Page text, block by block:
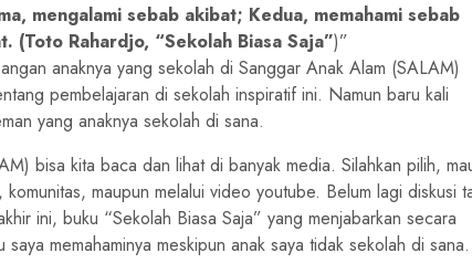
mengalami sebab akibat; Kedua, memahami sebab
(Toto Rahardjo, “Sekolah Biasa Saja”)
anaknya yang sekolah di Sanggar Anak Alam (SALAM)
pembelajaran di sekolah inspiratif ini. Namun baru kali
yang anaknya sekolah di sana.
bisa kita baca dan lihat di banyak media. Silahkan pilih,
maupun melalui video youtube. Belum lagi diskusi
ini, buku “Sekolah Biasa Saja” yang menjabarkan secara
memahaminya meskipun anak saya tidak sekolah di sana.